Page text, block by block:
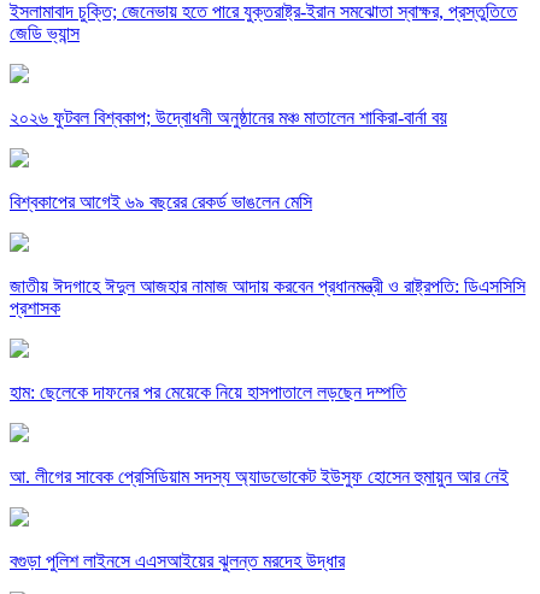
ইসলামাবাদ চুক্তি; জেনেভায় হতে পারে যুক্তরাষ্ট্র-ইরান সমঝোতা স্বাক্ষর, প্রস্তুতিতে
জেডি ভ্যান্স
২০২৬ ফুটবল বিশ্বকাপ; উদ্বোধনী অনুষ্ঠানের মঞ্চ মাতালেন শাকিরা-বার্না বয়
বিশ্বকাপের আগেই ৬৯ বছরের রেকর্ড ভাঙলেন মেসি
জাতীয় ঈদগাহে ঈদুল আজহার নামাজ আদায় করবেন প্রধানমন্ত্রী ও রাষ্ট্রপতি: ডিএসসিসি
প্রশাসক
হাম: ছেলেকে দাফনের পর মেয়েকে নিয়ে হাসপাতালে লড়ছেন দম্পতি
আ. লীগের সাবেক প্রেসিডিয়াম সদস্য অ্যাডভোকেট ইউসুফ হোসেন হুমায়ুন আর নেই
বগুড়া পুলিশ লাইনসে এএসআইয়ের ঝুলন্ত মরদেহ উদ্ধার